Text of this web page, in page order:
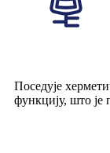
Поседује
функцију, што је